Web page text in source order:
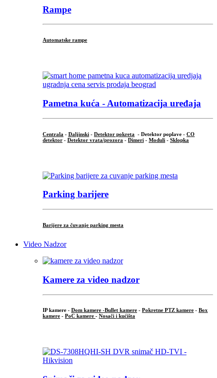
Rampe
Automatske rampe
Pametna kuća - Automatizacija uređaja
Centrala - Daljinski - Detektor pokreta - Detektor poplave - CO
detektor - Detektor vrata/prozora - Dimeri - Moduli - Sklopka
Parking barijere
Barijere za čuvanje parking mesta
Video Nadzor
Kamere za video nadzor
IP kamere - Dom kamere -Bullet kamere - Pokretne PTZ kamere - Box
kamere - PoC kamere - Nosači i kućišta